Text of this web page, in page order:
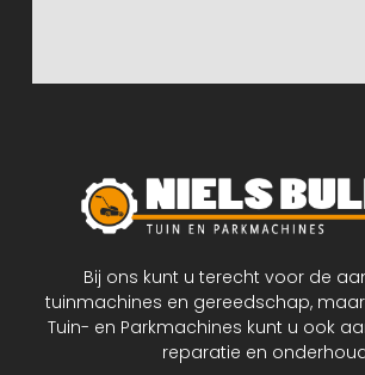
Bij ons kunt u terecht voor de
tuinmachines en gereedschap, maar
Tuin- en Parkmachines kunt u ook
reparatie en